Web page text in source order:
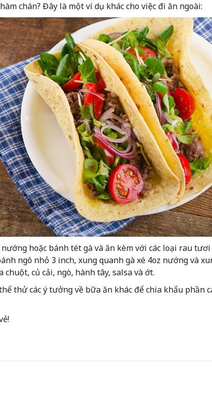
chán? Đây là một ví dụ khác cho việc đi ăn ngoài:
nướng hoặc bánh tét gà và ăn kèm với các loại rau
ngô nhỏ 3 inch, xung quanh gà xé 4oz nướng và
chuột, củ cải, ngò, hành tây, salsa và ớt.
thử các ý tưởng về bữa ăn khác để chia khẩu phần